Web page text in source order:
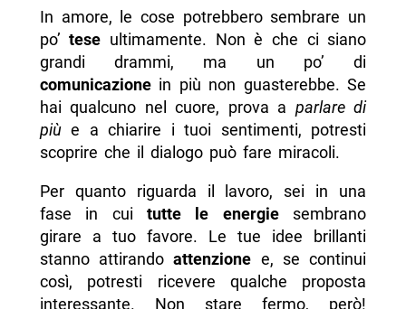
In amore, le cose potrebbero sembrare un
po’tese ultimamente. Non è che ci siano
grandi drammi, ma un po’ di
comunicazionein più non guasterebbe. Se
hai qualcuno nel cuore, prova a parlare di
piùe a chiarire i tuoi sentimenti, potresti
scoprire che il dialogo può fare miracoli.
Per quanto riguarda il lavoro, sei in una
fase in cui tutte le energiesembrano
girare a tuo favore. Le tue idee brillanti
stanno attirandoattenzione e, se continui
così, potresti ricevere qualche proposta
interessante. Non stare fermo, però!